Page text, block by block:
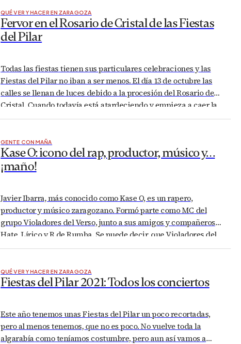
QUÉ VER Y HACER EN ZARAGOZA
Fervor en el Rosario de Cristal de las Fiestas
del Pilar
Todas las fiestas tienen sus particulares celebraciones y las
Fiestas del Pilar no iban a ser menos. El día 13 de octubre las
calles se llenan de luces debido a la procesión del Rosario de
Cristal. Cuando todavía está atardeciendo y empieza a caer la
noche, el centro de Zaragoza se sobrecoge: es el Rosario…
GENTE CON MAÑA
Kase O: icono del rap, productor, músico y…
¡maño!
Javier Ibarra, más conocido como Kase O, es un rapero,
productor y músico zaragozano. Formó parte como MC del
grupo Violadores del Verso, junto a sus amigos y compañeros
Hate, Lírico y R de Rumba. Se puede decir, que Violadores del
Verso y Kaseo O son ya parte de la historia de la música en…
QUÉ VER Y HACER EN ZARAGOZA
Fiestas del Pilar 2021: Todos los conciertos
Este año tenemos unas Fiestas del Pilar un poco recortadas,
pero al menos tenemos, que no es poco. No vuelve toda la
algarabía como teníamos costumbre, pero aun así vamos a